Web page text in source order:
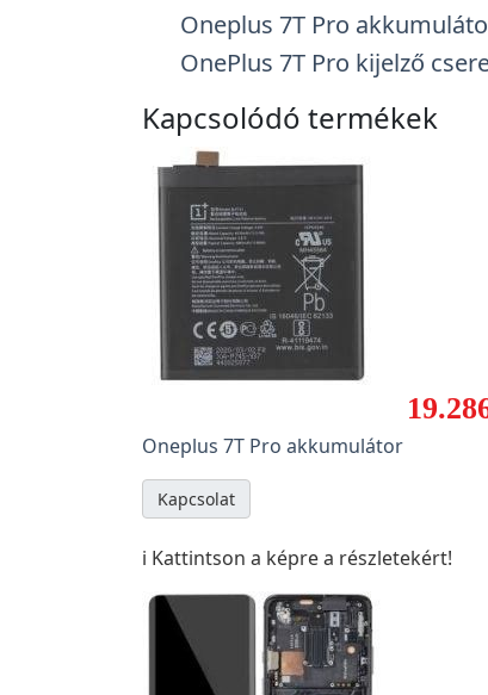
Oneplus 7T Pro
OnePlus 7T Pro kijelző
Kapcsolódó termékek
Oneplus 7T Pro akkumulátor
Kapcsolat
ℹ️ Kattintson a képre a részletekért!